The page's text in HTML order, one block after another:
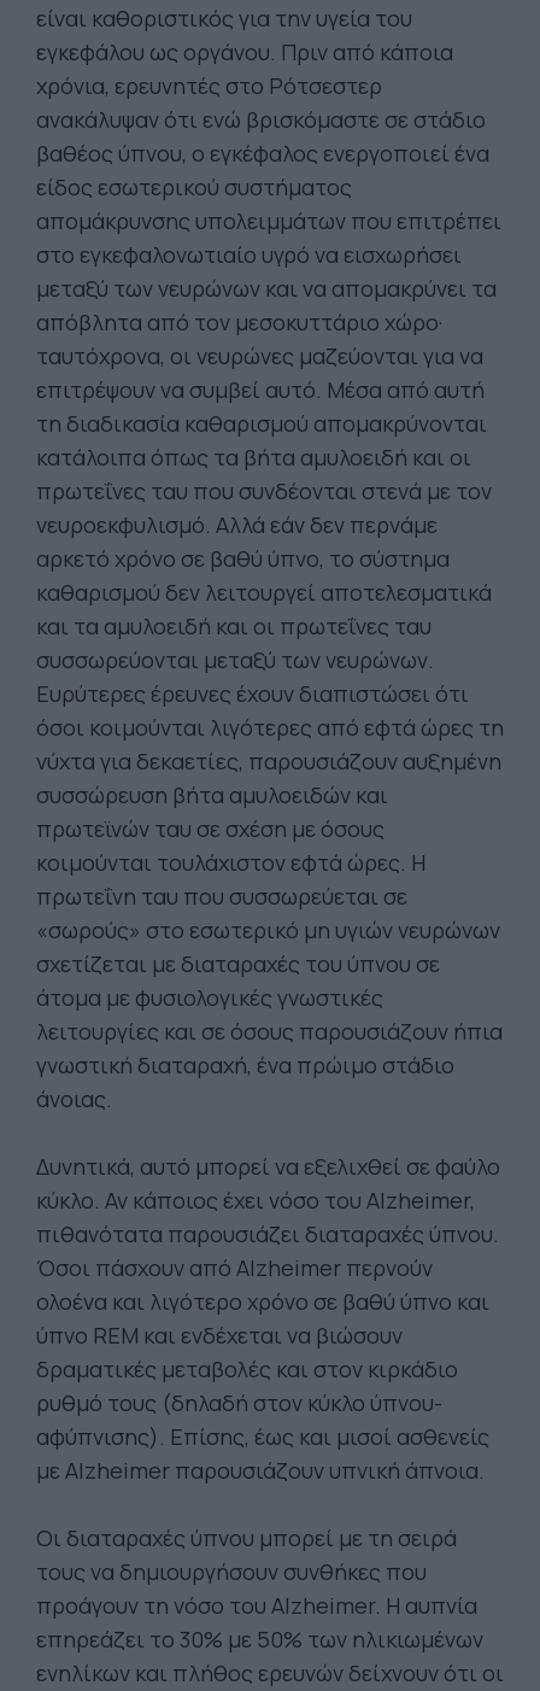
είναι καθοριστικός για την υγεία του
εγκεφάλου ως οργάνου. Πριν από κάποια
χρόνια, ερευνητές στο Ρότσεστερ
ανακάλυψαν ότι ενώ βρισκόμαστε σε στάδιο
βαθέος ύπνου, ο εγκέφαλος ενεργοποιεί ένα
είδος εσωτερικού συστήματος
απομάκρυνσης υπολειμμάτων που επιτρέπει
στο εγκεφαλονωτιαίο υγρό να εισχωρήσει
μεταξύ των νευρώνων και να απομακρύνει τα
απόβλητα από τον μεσοκυττάριο χώρο·
ταυτόχρονα, οι νευρώνες μαζεύονται για να
επιτρέψουν να συμβεί αυτό. Μέσα από αυτή
τη διαδικασία καθαρισμού απομακρύνονται
κατάλοιπα όπως τα βήτα αμυλοειδή και οι
πρωτεΐνες ταυ που συνδέονται στενά με τον
νευροεκφυλισμό. Αλλά εάν δεν περνάμε
αρκετό χρόνο σε βαθύ ύπνο, το σύστημα
καθαρισμού δεν λειτουργεί αποτελεσματικά
και τα αμυλοειδή και οι πρωτεΐνες ταυ
συσσωρεύονται μεταξύ των νευρώνων.
Ευρύτερες έρευνες έχουν διαπιστώσει ότι
όσοι κοιμούνται λιγότερες από εφτά ώρες τη
νύχτα για δεκαετίες, παρουσιάζουν αυξημένη
συσσώρευση βήτα αμυλοειδών και
πρωτεϊνών ταυ σε σχέση με όσους
κοιμούνται τουλάχιστον εφτά ώρες. Η
πρωτεΐνη ταυ που συσσωρεύεται σε
«σωρούς» στο εσωτερικό μη υγιών νευρώνων
σχετίζεται με διαταραχές του ύπνου σε
άτομα με φυσιολογικές γνωστικές
λειτουργίες και σε όσους παρουσιάζουν ήπια
γνωστική διαταραχή, ένα πρώιμο στάδιο
άνοιας.
Δυνητικά, αυτό μπορεί να εξελιχθεί σε φαύλο
κύκλο. Αν κάποιος έχει νόσο του Alzheimer,
πιθανότατα παρουσιάζει διαταραχές ύπνου.
Όσοι πάσχουν από Alzheimer περνούν
ολοένα και λιγότερο χρόνο σε βαθύ ύπνο και
ύπνο REM και ενδέχεται να βιώσουν
δραματικές μεταβολές και στον κιρκάδιο
ρυθμό τους (δηλαδή στον κύκλο ύπνου-
αφύπνισης). Επίσης, έως και μισοί ασθενείς
με Alzheimer παρουσιάζουν υπνική άπνοια.
Οι διαταραχές ύπνου μπορεί με τη σειρά
τους να δημιουργήσουν συνθήκες που
προάγουν τη νόσο του Alzheimer. Η αυπνία
επηρεάζει το 30% με 50% των ηλικιωμένων
ενηλίκων και πλήθος ερευνών δείχνουν ότι οι